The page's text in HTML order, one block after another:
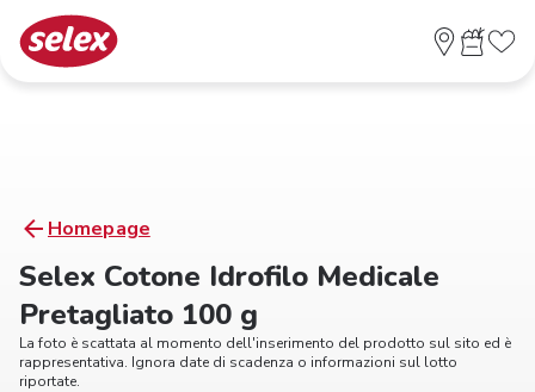
Homepage
Selex Cotone Idrofilo Medicale
Pretagliato 100 g
La foto è scattata al momento dell'inserimento del prodotto sul sito ed è
rappresentativa. Ignora date di scadenza o informazioni sul lotto
riportate.